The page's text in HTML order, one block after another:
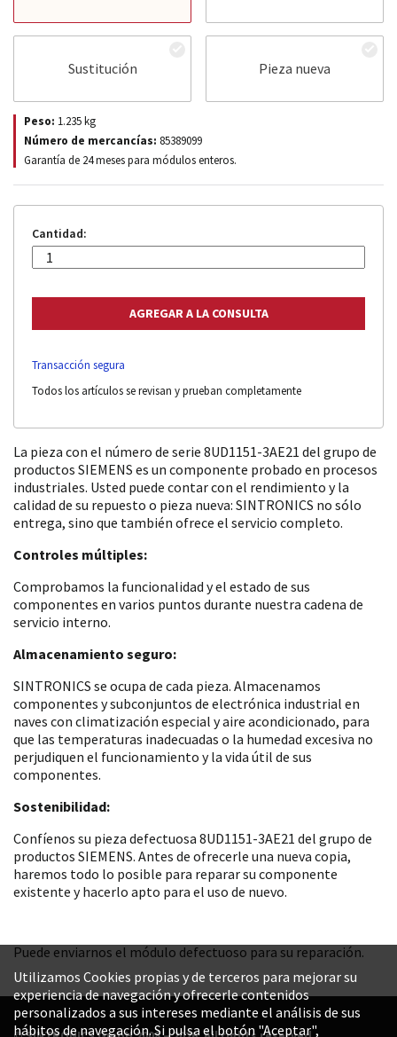
Sustitución Pieza nueva
Peso: 1.235kg
Número de mercancías: 85389099
Garantía de 24 meses para módulos enteros.
Cantidad:
Transacción segura
Todos los artículos se revisan y prueban completamente
La pieza con el número de serie 8UD1151-3AE21 del grupo de
productos SIEMENS es un componente probado en procesos
industriales. Usted puede contar con el rendimiento y la
calidad de su repuesto o pieza nueva: SINTRONICS no sólo
entrega, sino que también ofrece el servicio completo.
Controles múltiples:
Comprobamos la funcionalidad y el estado de sus
componentes en varios puntos durante nuestra cadena de
servicio interno.
Almacenamiento seguro:
SINTRONICS se ocupa de cada pieza. Almacenamos
componentes y subconjuntos de electrónica industrial en
naves con climatización especial y aire acondicionado, para
que las temperaturas inadecuadas o la humedad excesiva no
perjudiquen el funcionamiento y la vida útil de sus
componentes.
Sostenibilidad:
Confíenos su pieza defectuosa 8UD1151-3AE21 del grupo de
productos SIEMENS. Antes de ofrecerle una nueva copia,
haremos todo lo posible para reparar su componente
existente y hacerlo apto para el uso de nuevo.
Puede enviarnos el módulo defectuoso para su reparación.
Utilizamos Cookies propias y de terceros para mejorar su
experiencia de navegación y ofrecerle contenidos
personalizados a sus intereses mediante el análisis de sus
hábitos de navegación. Si pulsa el botón "Aceptar",